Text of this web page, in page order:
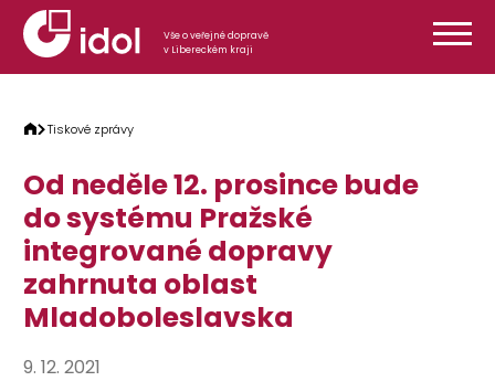
Přeskočit na obsah
Vše o veřejné dopravě
v Libereckém kraji
Tiskové zprávy
Od neděle 12. prosince bude
do systému Pražské
integrované dopravy
zahrnuta oblast
Mladoboleslavska
9. 12. 2021